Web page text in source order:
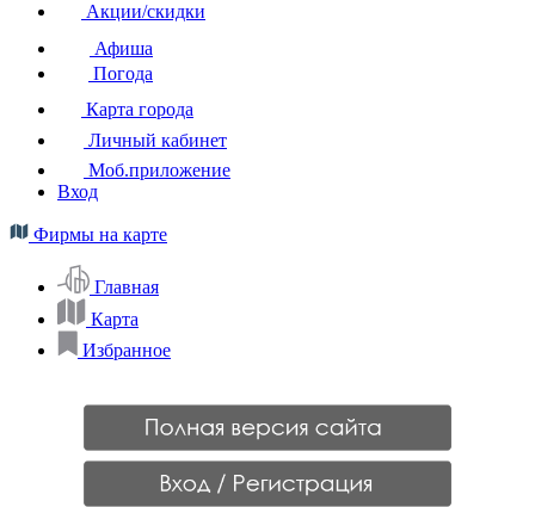
Акции/скидки
Афиша
Погода
Карта города
Личный кабинет
Моб.приложение
Вход
Фирмы на карте
Главная
Карта
Избранное